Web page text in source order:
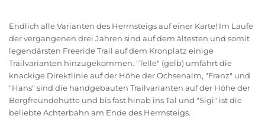
Endlich alle Varianten des Herrnsteigs auf einer Karte! Im Laufe
der vergangenen drei Jahren sind auf dem ältesten und somit
legendärsten Freeride Trail auf dem Kronplatz einige
Trailvarianten hinzugekommen. "Telle" (gelb) umfährt die
knackige Direktlinie auf der Höhe der Ochsenalm, "Franz" und
"Hans" sind die handgebauten Trailvarianten auf der Höhe der
Bergfreundehütte und bis fast hinab ins Tal und "Sigi" ist die
beliebte Achterbahn am Ende des Herrnsteigs.